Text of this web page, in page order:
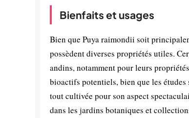
Bienfaits et usages
Bien que Puya raimondii soit
possèdent diverses propriétés utiles.
andins, notamment pour leurs
bioactifs potentiels, bien que les
tout cultivée pour son aspect
dans les jardins botaniques et